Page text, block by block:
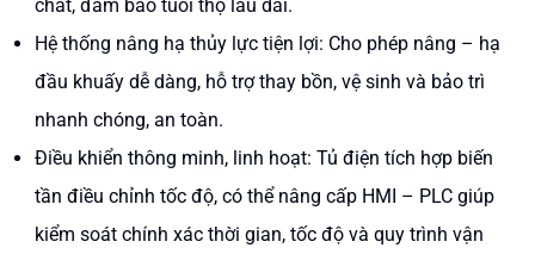
chất, đảm bảo tuổi thọ lâu dài.
Hệ thống nâng hạ thủy lực tiện lợi: Cho phép nâng – hạ
đầu khuấy dễ dàng, hỗ trợ thay bồn, vệ sinh và bảo trì
nhanh chóng, an toàn.
Điều khiển thông minh, linh hoạt: Tủ điện tích hợp biến
tần điều chỉnh tốc độ, có thể nâng cấp HMI – PLC giúp
kiểm soát chính xác thời gian, tốc độ và quy trình vận